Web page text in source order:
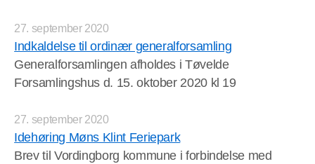
27. september 2020
Indkaldelse til ordinær generalforsamling
Generalforsamlingen afholdes i Tøvelde
Forsamlingshus d. 15. oktober 2020 kl 19
27. september 2020
Idehøring Møns Klint Feriepark
Brev til Vordingborg kommune i forbindelse med